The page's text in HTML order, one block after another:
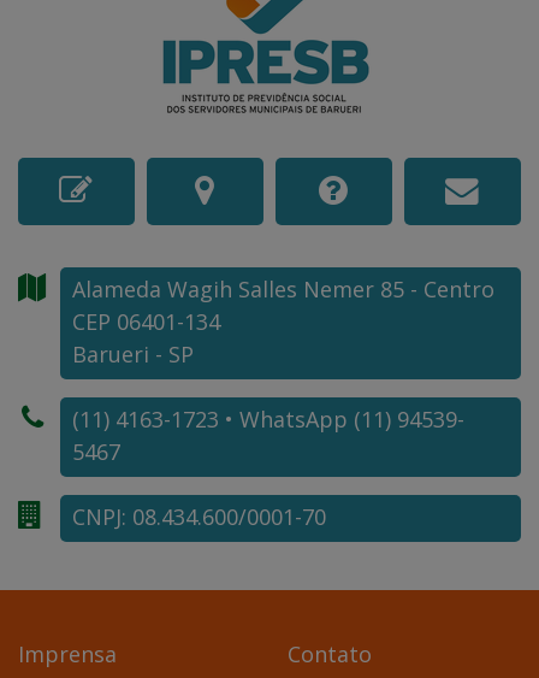
Alameda Wagih Salles Nemer 85 - Centro
CEP 06401-134
Barueri - SP
(11) 4163-1723 • WhatsApp (11) 94539-
5467
CNPJ: 08.434.600/0001-70
Imprensa Contato